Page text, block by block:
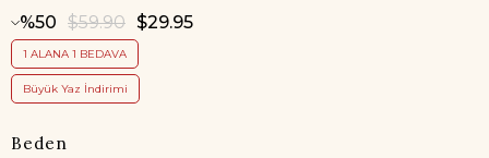
50 $59.90 $29.95
1 ALANA 1 BEDAVA
Büyük Yaz İndirimi
Beden